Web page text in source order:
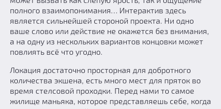
полного взаимопонимания… Интерактив здесь
является сильнейшей стороной проекта. Ни одно
ваше слово или действие не окажется без внимания,
а на одну из нескольких вариантов концовки может
повлиять всё что угодно.
Локация достаточно просторная для добротного
количества экшена, есть много мест для пряток во
время стелсовой проходки. Перед нами то самое
жилище маньяка, которое представляешь себе, когда